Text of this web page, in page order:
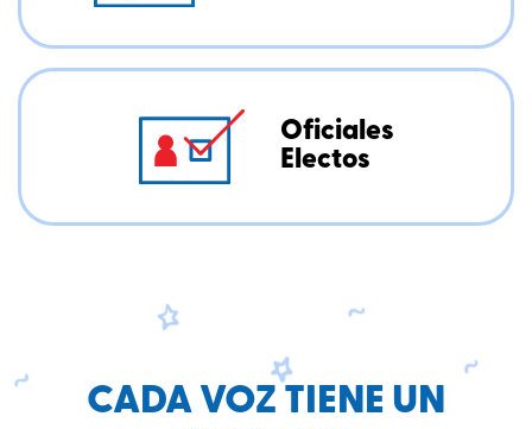
Oficiales
Electos
CADA VOZ TIENE UN